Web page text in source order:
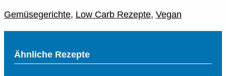
Gemüsegerichte, Low Carb Rezepte, Vegan
Ähnliche Rezepte